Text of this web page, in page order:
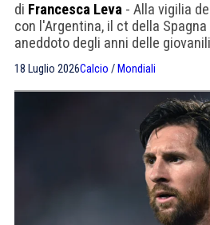
di Francesca Leva - Alla vigilia
con l'Argentina, il ct della
aneddoto degli anni delle
dichiarazione di rispetto.
18 Luglio 2026Calcio / Mondiali